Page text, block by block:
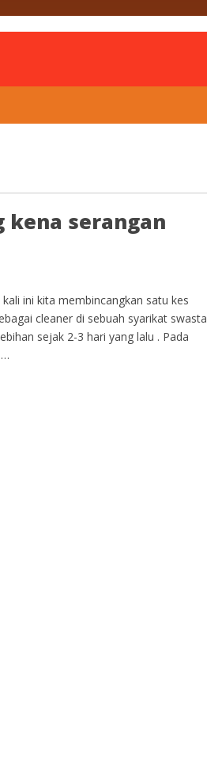
kena serangan
ini kita membincangkan satu kes
cleaner di sebuah syarikat swasta
sejak 2-3 hari yang lalu . Pada